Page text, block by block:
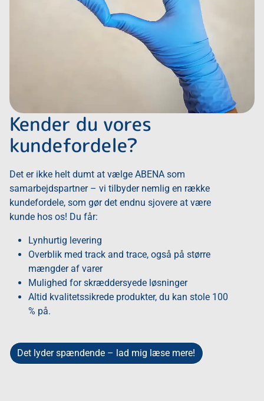
Kender du vores
kundefordele?
Det er ikke helt dumt at vælge ABENA som
samarbejdspartner – vi tilbyder nemlig en række
kundefordele, som gør det endnu sjovere at være
kunde hos os! Du får:
Lynhurtig levering
Overblik med track and trace, også på større
mængder af varer
Mulighed for skræddersyede løsninger
Altid kvalitetssikrede produkter, du kan stole 100
% på.
Det lyder spændende – lad mig læse mere!